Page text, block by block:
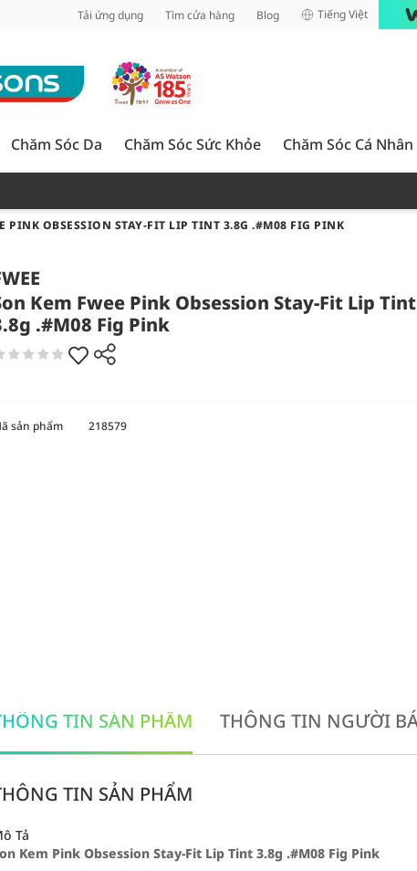
Tải ứng dụng Tìm cửa hàng Blog Tiếng Việt
Chăm Sóc Da Chăm Sóc Sức Khỏe Chăm Sóc Cá Nhân
PINK OBSESSION STAY-FIT LIP TINT 3.8G .#M08 FIG PINK
Kem Fwee Pink Obsession Stay-Fit Lip Tint
.#M08 Fig Pink
sản phẩm 218579
TIN SẢN PHẨM THÔNG TIN NGƯỜI
TIN SẢN PHẨM
Tả
Kem Pink Obsession Stay-Fit Lip Tint 3.8g .#M08 Fig Pink